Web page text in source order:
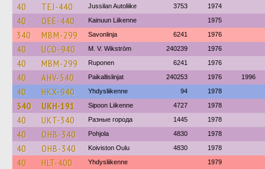
40 TEJ-440 Jussilan Autoliike 3753 1974
40 OEE-440 Kainuun Liikenne 1975
340 MBM-299 Savonlinja 6241 1976
40 UCO-940 M. V. Wikström 240239 1976
40 MBM-299 Ruponen 6241 1976
40 AHV-540 Paikallislinjat 240253 1976 1996
40 HKX-940 Yhdysliikenne 94 1978
340 UKH-191 Sipoon Liikenne 4727 1978
40 UKT-340 Разные города 1445 1978
40 OHB-340 Pohjola 4830 1978
40 OHB-340 Koiviston Oulu 4830 1978
40 HLT-400 Yhdysliikenne 1979